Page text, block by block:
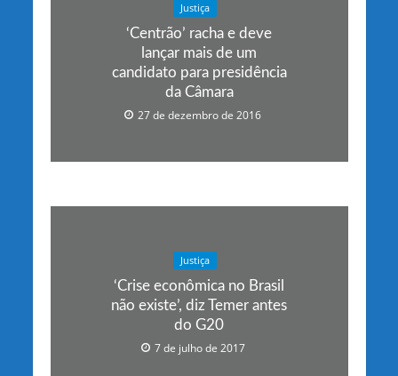
Justiça
‘Centrão’ racha e deve
lançar mais de um
candidato para presidência
da Câmara
27 de dezembro de 2016
Justiça
‘Crise econômica no Brasil
não existe’, diz Temer antes
do G20
7 de julho de 2017